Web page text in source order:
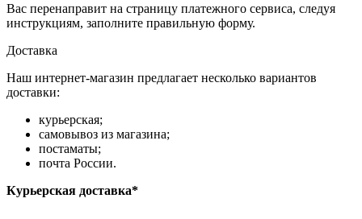
Вас перенаправит на страницу платежного сервиса, следуя
инструкциям, заполните правильную форму.
Доставка
Наш интернет-магазин предлагает несколько вариантов
доставки:
курьерская;
самовывоз из магазина;
постаматы;
почта России.
Курьерская доставка*